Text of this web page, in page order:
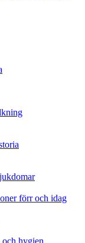
förr och idag
och hygien